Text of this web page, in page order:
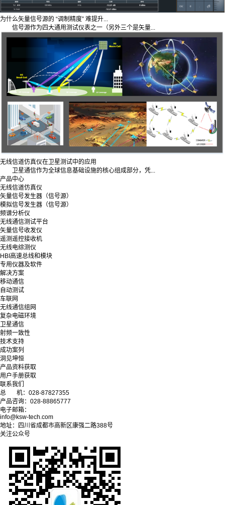
为什么矢量信号源的 “调制精度” 难提升...
信号源作为四大通用测试仪表之一（另外三个是矢量...
无线信道仿真仪在卫星测试中的应用
卫星通信作为全球信息基础设施的核心组成部分，凭...
产品中心
无线信道仿真仪
矢量信号发生器（信号源）
模拟信号发生器（信号源）
频谱分析仪
无线通信测试平台
矢量信号收发仪
遥测遥控接收机
无线电综测仪
HBI高速总线和模块
专用仪器及软件
解决方案
移动通信
自动测试
车联网
无线通信组网
复杂电磁环境
卫星通信
射频一致性
技术支持
成功案列
洞见坤恒
产品资料获取
用户手册获取
联系我们
总 机：028-87827355
产品咨询：028-88865777
电子邮箱：
info@ksw-tech.com
地址：四川省成都市高新区康强二路388号
关注公众号